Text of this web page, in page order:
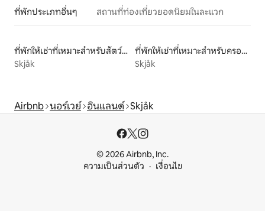
ที่พักประเภทอื่นๆ สถานที่ท่องเที่ยวยอดนิยมในละแวก
ที่พักให้เช่าที่เหมาะสำหรับสัตว์เลี้ยง
Skjåk
ที่พักให้เช่าที่เหมาะสำหรับครอบครัว
Skjåk
Airbnb นอร์เวย์ อินแลนด์ Skjåk
© 2026 Airbnb, Inc.
ความเป็นส่วนตัว
เงื่อนไข